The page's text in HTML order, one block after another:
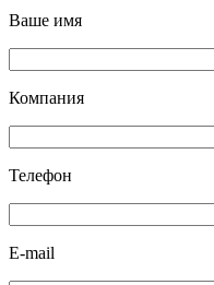
Ваше имя
Компания
Телефон
E-mail